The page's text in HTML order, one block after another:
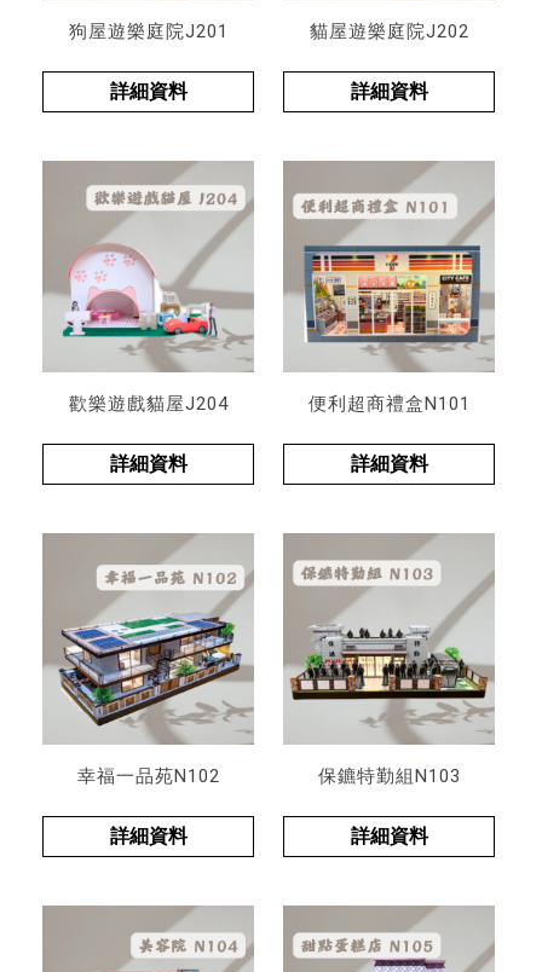
狗屋遊樂庭院J201
詳細資料
貓屋遊樂庭院J202
詳細資料
歡樂遊戲貓屋J204
詳細資料
便利超商禮盒N101
詳細資料
幸福一品苑N102
詳細資料
保鑣特勤組N103
詳細資料